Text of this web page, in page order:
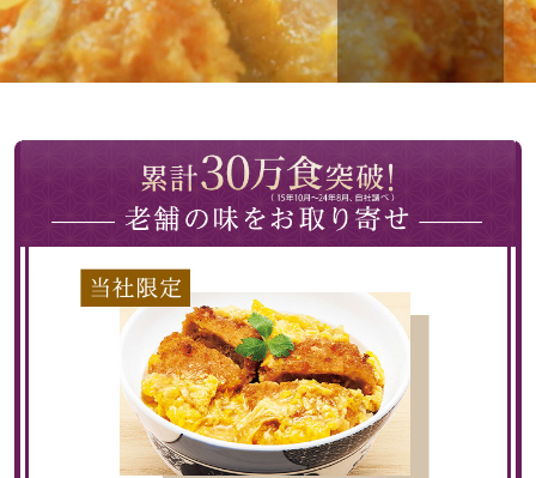
セーター／カ
ベスト
ボトムス
ショート･クロ
デニム
その他